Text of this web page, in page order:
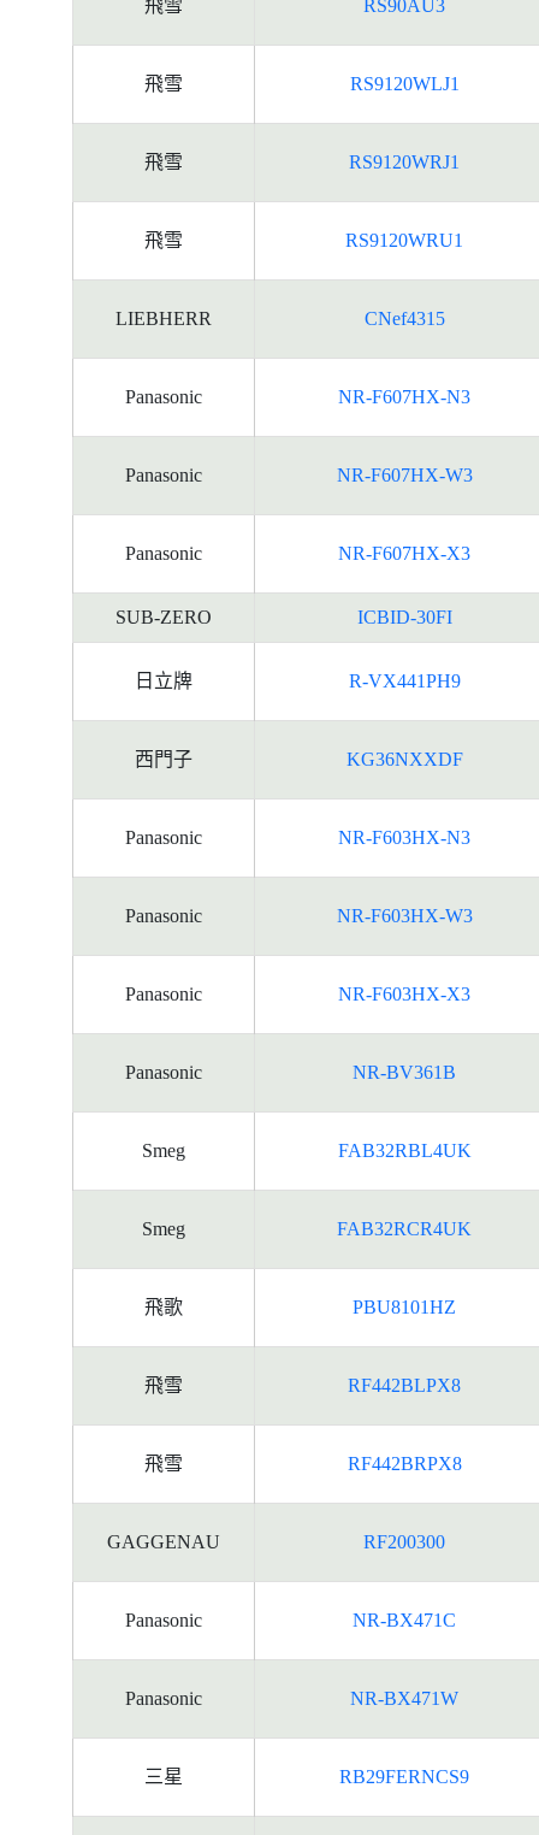
飛雪 RS90AU3
飛雪 RS9120WLJ1
飛雪 RS9120WRJ1
飛雪 RS9120WRU1
LIEBHERR CNef4315
Panasonic NR-F607HX-N3
Panasonic NR-F607HX-W3
Panasonic NR-F607HX-X3
SUB-ZERO ICBID-30FI
日立牌 R-VX441PH9
西門子 KG36NXXDF
Panasonic NR-F603HX-N3
Panasonic NR-F603HX-W3
Panasonic NR-F603HX-X3
Panasonic NR-BV361B
Smeg FAB32RBL4UK
Smeg FAB32RCR4UK
飛歌 PBU8101HZ
飛雪 RF442BLPX8
飛雪 RF442BRPX8
GAGGENAU RF200300
Panasonic NR-BX471C
Panasonic NR-BX471W
三星 RB29FERNCS9